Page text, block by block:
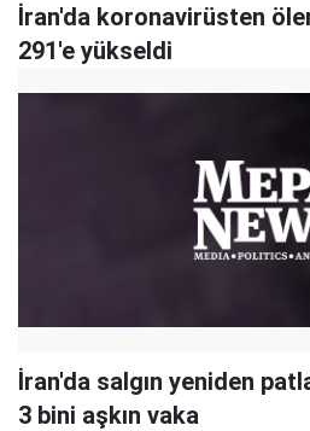
İran'da koronavirüsten
291'e yükseldi
İran'da salgın yeniden
3 bini aşkın vaka